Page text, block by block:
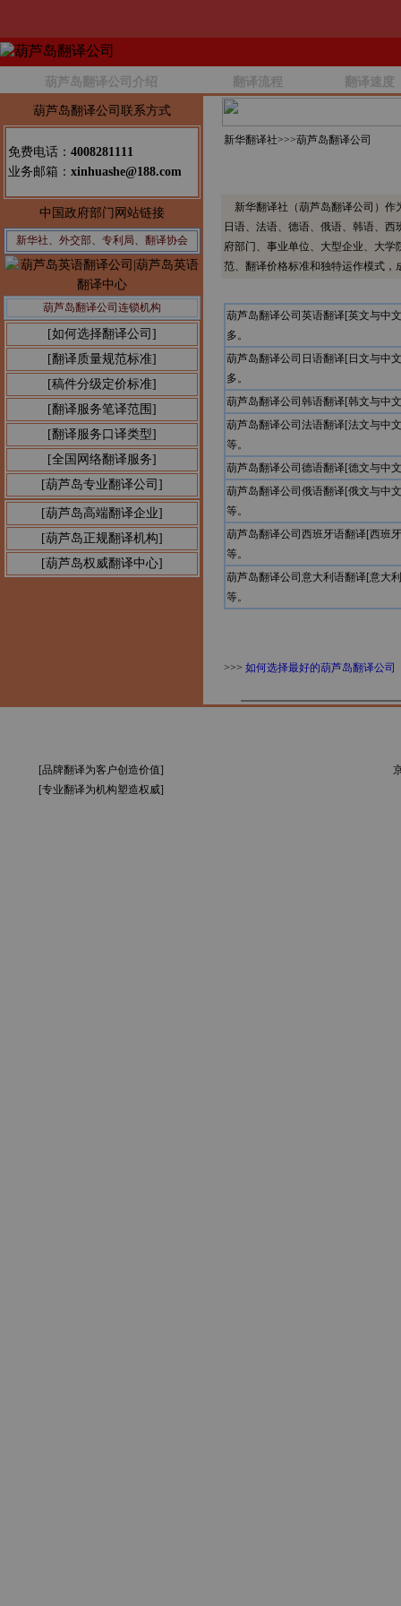
葫芦岛翻译公司介绍 翻译流程 翻译速度
葫芦岛翻译公司联系方式
免费电话： 4008281111
业务邮箱： xinhuashe@188.com
中国政府部门网站链接
新华社、外交部、专利局、翻译协会
葫芦岛翻译公司连锁机构
[如何选择翻译公司]
[翻译质量规范标准]
[稿件分级定价标准]
[翻译服务笔译范围]
[翻译服务口译类型]
[全国网络翻译服务]
[葫芦岛专业翻译公司]
[葫芦岛高端翻译企业]
[葫芦岛正规翻译机构]
[葫芦岛权威翻译中心]
新华翻译社>>>葫芦岛翻译公司
新华翻译社（葫芦岛翻译公司）作
日语、法语、德语、俄语、韩语、
府部门、事业单位、大型企业、大
范、翻译价格标准和独特运作模式
葫芦岛翻译公司英语翻译[英文与中
多。
葫芦岛翻译公司日语翻译[日文与中
多。
葫芦岛翻译公司韩语翻译[韩文与中
葫芦岛翻译公司法语翻译[法文与中
等。
葫芦岛翻译公司德语翻译[德文与中
葫芦岛翻译公司俄语翻译[俄文与中
等。
葫芦岛翻译公司西班牙语翻译[西班
等。
葫芦岛翻译公司意大利语翻译[意大
等。
>>> 如何选择最好的葫芦岛翻译公司
[品牌翻译为客户创造价值]
[专业翻译为机构塑造权威]